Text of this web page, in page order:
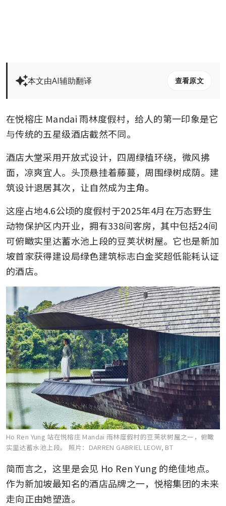
本文由AI辅助翻译 查看原文
在悦榕庄 Mandai 雨林度假村，给人的第一印象是它
与传统的五星级酒店截然不同。
酒店大堂采用开放式设计，四周绿植环绕，微风拂
面，凉爽宜人。头顶悬挂着藤蔓，周围绿树成荫。建
筑设计退居其次，让自然成为主角。
这座占地4.6公顷的度假村于2025年4月在万态野生
动物保护区内开业，拥有338间客房，其中包括24间
可俯瞰实里达蓄水池上段的豆荚状树屋。它也是新加
坡首家获得建设局绿色建筑标志白金奖超低能耗认证
的酒店。
Ho Ren Yung 站在悦榕庄 Mandai 雨林度假村的豆荚状树屋之一，俯瞰
实里达蓄水池上段。 照片：DARREN GABRIEL LEOW, BT
简而言之，这里是会见 Ho Ren Yung 的绝佳地点。
作为新加坡最知名的酒店品牌之一，悦榕集团的未来
走向正由她塑造。